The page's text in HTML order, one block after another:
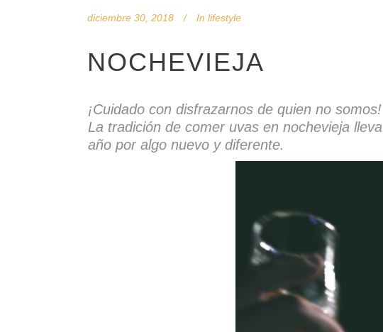
diciembre 30, 2018 In lifestyle
NOCHEVIEJA
¡Cuidado con disfrazarnos de quien no somos!
La tradición de comer uvas en nochevieja
año por algo nuevo y diferente.